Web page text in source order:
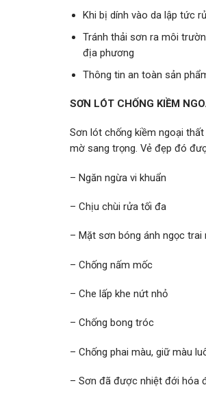
Khi bị dính vào da lập tức
Tránh thải sơn ra môi
địa phương
Thông tin an toàn sản
SƠN LÓT CHỐNG KIỀM
Sơn lót chống kiềm ngoại
mờ sang trọng. Vẻ đẹp đó
– Ngăn ngừa vi khuẩn
– Chịu chùi rửa tối đa
– Mặt sơn bóng ánh ngọc trai
– Chống nấm mốc
– Che lấp khe nứt nhỏ
– Chống bong tróc
– Chống phai màu, giữ màu
– Sơn đã được nhiệt đới hóa